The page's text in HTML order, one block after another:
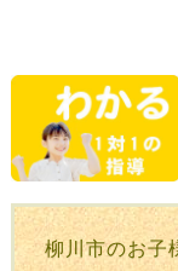
柳川市のお子